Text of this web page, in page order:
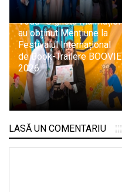
Elevii Colegiului „Dragoș
Vodă” Sighetu Marmației
au obținut Mențiune la
Festivalul Internațional
de Book-Trailere BOOVIE
2026
LASĂ UN COMENTARIU